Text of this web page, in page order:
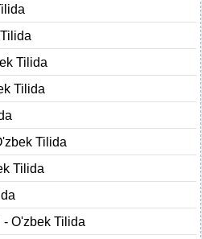
Tilida
Tilida
Tilida
Tilida
O'zbek Tilida